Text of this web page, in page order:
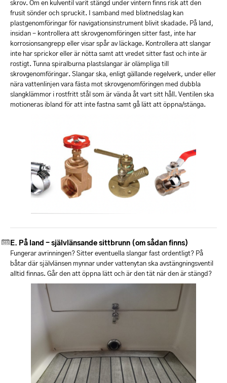
skrov. Om en kulventil varit stängd under vintern finns risk att den
frusit sönder och spruckit. I samband med blixtnedslag kan
plastgenomföringar för navigationsinstrument blivit skadade. På land,
insidan - kontrollera att skrovgenomföringen sitter fast, inte har
korrosionsangrepp eller visar spår av läckage. Kontrollera att slangar
inte har sprickor eller är nötta samt att vredet sitter fast och inte är
rostigt. Tunna spiralburna plastslangar är olämpliga till
skrovgenomföringar. Slangar ska, enligt gällande regelverk, under eller
nära vattenlinjen vara fästa mot skrovgenomföringen med dubbla
slangklämmor i rostfritt stål som är vända åt vart sitt håll. Ventilen ska
motioneras ibland för att inte fastna samt gå lätt att öppna/stänga.
På land - självlänsande sittbrunn (om sådan finns)
Fungerar avrinningen? Sitter eventuella slangar fast ordentligt? På
båtar där självlänsen mynnar under vattenytan ska avstängningsventil
alltid finnas. Går den att öppna lätt och är den tät när den är stängd?